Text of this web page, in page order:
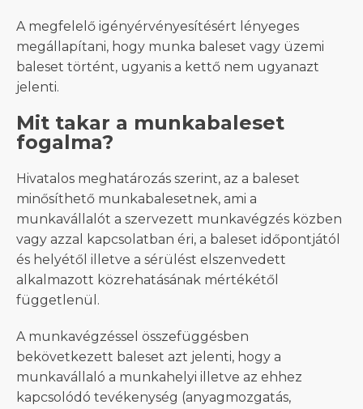
A megfelelő igényérvényesítésért lényeges
megállapítani, hogy munka baleset vagy üzemi
baleset történt, ugyanis a kettő nem ugyanazt
jelenti.
Mit takar a munkabaleset
fogalma?
Hivatalos meghatározás szerint, az a baleset
minősíthető munkabalesetnek, ami a
munkavállalót a szervezett munkavégzés közben
vagy azzal kapcsolatban éri, a baleset időpontjától
és helyétől illetve a sérülést elszenvedett
alkalmazott közrehatásának mértékétől
függetlenül.
A munkavégzéssel összefüggésben
bekövetkezett baleset azt jelenti, hogy a
munkavállaló a munkahelyi illetve az ehhez
kapcsolódó tevékenység (anyagmozgatás,